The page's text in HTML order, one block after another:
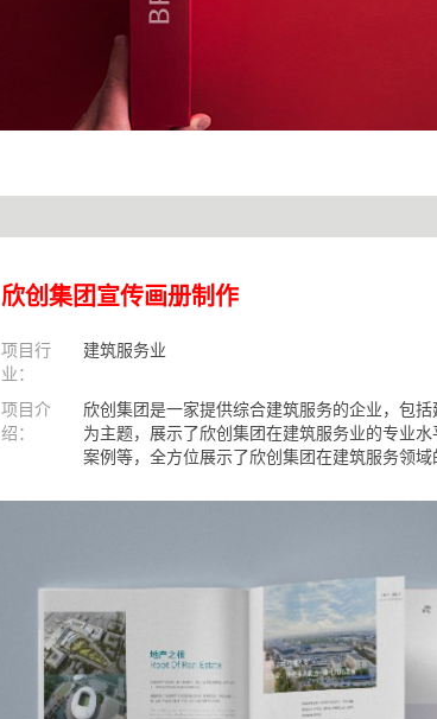
欣创集团宣传画册制作
项目行
业：
建筑服务业
项目介
绍：
欣创集团是一家提供综合建筑服务的企业，包
为主题，展示了欣创集团在建筑服务业的专业
案例等，全方位展示了欣创集团在建筑服务领